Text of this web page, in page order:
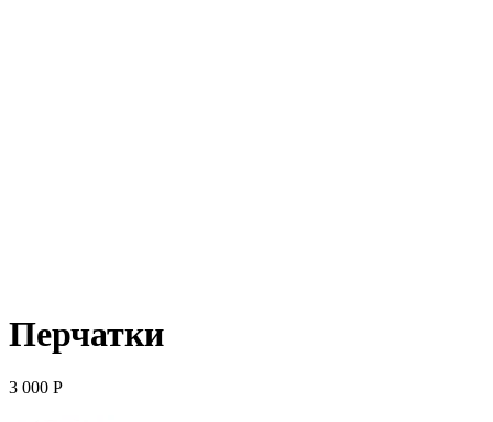
Перчатки
3 000 Р